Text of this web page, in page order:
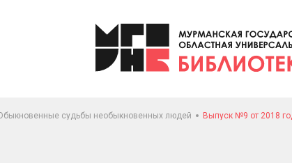
судьбы необыкновенных людей Выпуск №9 от 2018